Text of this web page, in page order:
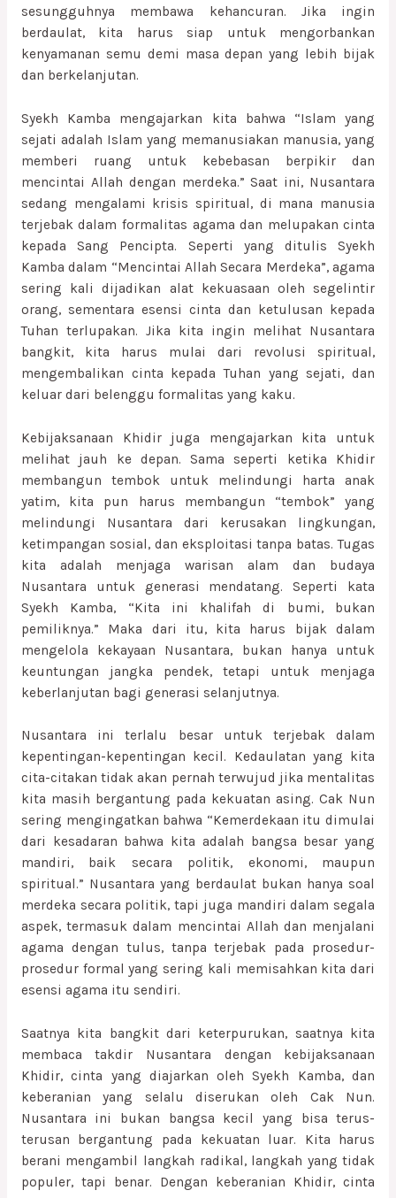
sesungguhnya membawa kehancuran. Jika ingin
berdaulat, kita harus siap untuk mengorbankan
kenyamanan semu demi masa depan yang lebih bijak
dan berkelanjutan.
Syekh Kamba mengajarkan kita bahwa “Islam yang
sejati adalah Islam yang memanusiakan manusia, yang
memberi ruang untuk kebebasan berpikir dan
mencintai Allah dengan merdeka.” Saat ini, Nusantara
sedang mengalami krisis spiritual, di mana manusia
terjebak dalam formalitas agama dan melupakan cinta
kepada Sang Pencipta. Seperti yang ditulis Syekh
Kamba dalam “Mencintai Allah Secara Merdeka”, agama
sering kali dijadikan alat kekuasaan oleh segelintir
orang, sementara esensi cinta dan ketulusan kepada
Tuhan terlupakan. Jika kita ingin melihat Nusantara
bangkit, kita harus mulai dari revolusi spiritual,
mengembalikan cinta kepada Tuhan yang sejati, dan
keluar dari belenggu formalitas yang kaku.
Kebijaksanaan Khidir juga mengajarkan kita untuk
melihat jauh ke depan. Sama seperti ketika Khidir
membangun tembok untuk melindungi harta anak
yatim, kita pun harus membangun “tembok” yang
melindungi Nusantara dari kerusakan lingkungan,
ketimpangan sosial, dan eksploitasi tanpa batas. Tugas
kita adalah menjaga warisan alam dan budaya
Nusantara untuk generasi mendatang. Seperti kata
Syekh Kamba, “Kita ini khalifah di bumi, bukan
pemiliknya.” Maka dari itu, kita harus bijak dalam
mengelola kekayaan Nusantara, bukan hanya untuk
keuntungan jangka pendek, tetapi untuk menjaga
keberlanjutan bagi generasi selanjutnya.
Nusantara ini terlalu besar untuk terjebak dalam
kepentingan-kepentingan kecil. Kedaulatan yang kita
cita-citakan tidak akan pernah terwujud jika mentalitas
kita masih bergantung pada kekuatan asing. Cak Nun
sering mengingatkan bahwa “Kemerdekaan itu dimulai
dari kesadaran bahwa kita adalah bangsa besar yang
mandiri, baik secara politik, ekonomi, maupun
spiritual.” Nusantara yang berdaulat bukan hanya soal
merdeka secara politik, tapi juga mandiri dalam segala
aspek, termasuk dalam mencintai Allah dan menjalani
agama dengan tulus, tanpa terjebak pada prosedur-
prosedur formal yang sering kali memisahkan kita dari
esensi agama itu sendiri.
Saatnya kita bangkit dari keterpurukan, saatnya kita
membaca takdir Nusantara dengan kebijaksanaan
Khidir, cinta yang diajarkan oleh Syekh Kamba, dan
keberanian yang selalu diserukan oleh Cak Nun.
Nusantara ini bukan bangsa kecil yang bisa terus-
terusan bergantung pada kekuatan luar. Kita harus
berani mengambil langkah radikal, langkah yang tidak
populer, tapi benar. Dengan keberanian Khidir, cinta